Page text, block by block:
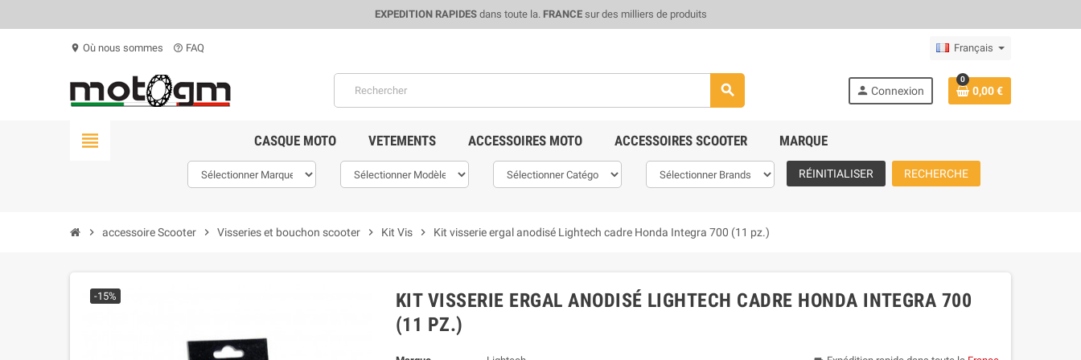
EXPEDITION RAPIDESdans toute la. FRANCEsur des milliers de produits
location_on Où nous sommes help_outline FAQ Français
search person Connexion
0
0,00 €
view_headline CASQUE MOTO VETEMENTS ACCESSOIRES MOTO ACCESSOIRES SCOOTER MARQUE
RÉINITIALISER RECHERCHE
chevron_right accessoire Scooter chevron_right Visseries et bouchon scooter chevron_right Kit Vis chevron_right Kit visserie ergal anodisé Lightech cadre Honda Integra 700 (11 pz.)
-15%
KIT VISSERIE ERGAL ANODISÉ LIGHTECH CADRE HONDA INTEGRA 700
(11 PZ.)